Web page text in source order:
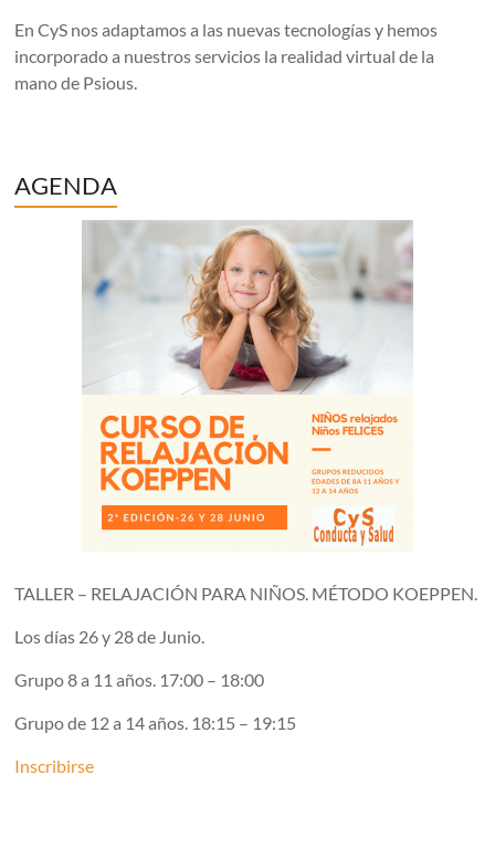
En CyS nos adaptamos a las nuevas tecnologías y hemos
incorporado a nuestros servicios la realidad virtual de la
mano de Psious.
AGENDA
TALLER – RELAJACIÓN PARA NIÑOS. MÉTODO KOEPPEN.
Los días 26 y 28 de Junio.
Grupo 8 a 11 años. 17:00 – 18:00
Grupo de 12 a 14 años. 18:15 – 19:15
Inscribirse